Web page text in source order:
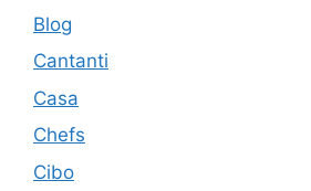
Blog
Cantanti
Casa
Chefs
Cibo